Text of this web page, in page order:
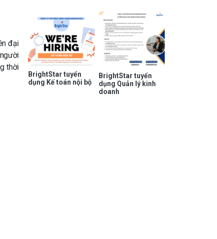
đại
thời
BrightStar tuyển
dụng Kế toán nội bộ
BrightStar tuyển
dụng Quản lý kinh
doanh